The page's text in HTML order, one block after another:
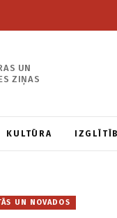
UN
ZIŅAS
KULTŪRA
UN NOVADOS